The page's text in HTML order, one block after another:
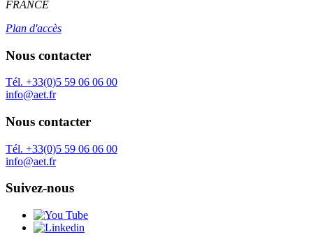
FRANCE
Plan d'accès
Nous contacter
Tél. +33(0)5 59 06 06 00
info@aet.fr
Nous contacter
Tél. +33(0)5 59 06 06 00
info@aet.fr
Suivez-nous